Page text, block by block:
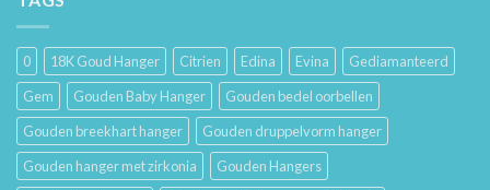
Hun
Betekenis
0 18K Goud Hanger Citrien Edina Evina
Gediamanteerd
Gem
Gouden Baby Hanger
Gouden bedel oorbellen
Gouden breekhart hanger
Gouden druppelvorm hanger
Gouden hanger met zirkonia
Gouden Hangers